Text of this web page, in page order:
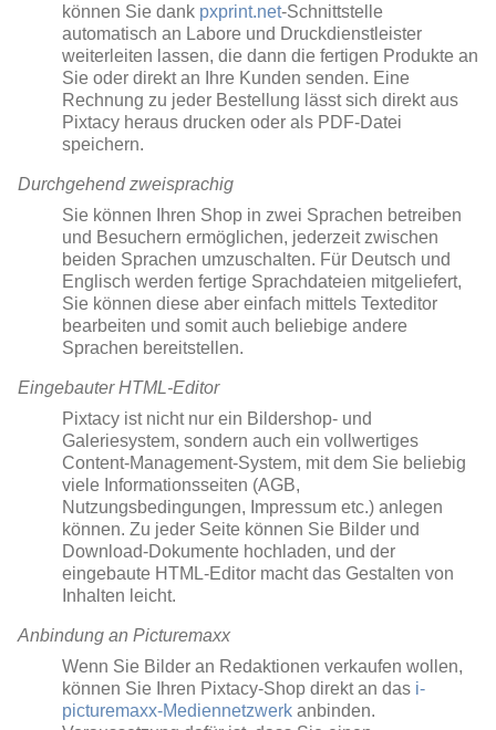
können Sie dank pxprint.net-Schnittstelle
automatisch an Labore und Druckdienstleister
weiterleiten lassen, die dann die fertigen Produkte an
Sie oder direkt an Ihre Kunden senden. Eine
Rechnung zu jeder Bestellung lässt sich direkt aus
Pixtacy heraus drucken oder als PDF-Datei
speichern.
Durchgehend zweisprachig
Sie können Ihren Shop in zwei Sprachen betreiben
und Besuchern ermöglichen, jederzeit zwischen
beiden Sprachen umzuschalten. Für Deutsch und
Englisch werden fertige Sprachdateien mitgeliefert,
Sie können diese aber einfach mittels Texteditor
bearbeiten und somit auch beliebige andere
Sprachen bereitstellen.
Eingebauter HTML-Editor
Pixtacy ist nicht nur ein Bildershop- und
Galeriesystem, sondern auch ein vollwertiges
Content-Management-System, mit dem Sie beliebig
viele Informationsseiten (AGB,
Nutzungsbedingungen, Impressum etc.) anlegen
können. Zu jeder Seite können Sie Bilder und
Download-Dokumente hochladen, und der
eingebaute HTML-Editor macht das Gestalten von
Inhalten leicht.
Anbindung an Picturemaxx
Wenn Sie Bilder an Redaktionen verkaufen wollen,
können Sie Ihren Pixtacy-Shop direkt an das i-
picturemaxx-Mediennetzwerk anbinden.